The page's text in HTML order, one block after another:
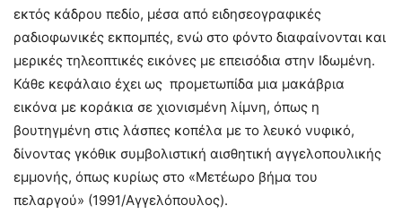
εκτός κάδρου πεδίο, μέσα από ειδησεογραφικές
ραδιοφωνικές εκπομπές, ενώ στο φόντο διαφαίνονται και
μερικές τηλεοπτικές εικόνες με επεισόδια στην Ιδωμένη.
Κάθε κεφάλαιο έχει ως προμετωπίδα μια μακάβρια
εικόνα με κοράκια σε χιονισμένη λίμνη, όπως η
βουτηγμένη στις λάσπες κοπέλα με το λευκό νυφικό,
δίνοντας γκόθικ συμβολιστική αισθητική αγγελοπουλικής
εμμονής, όπως κυρίως στο «Μετέωρο βήμα του
πελαργού» (1991/Αγγελόπουλος).